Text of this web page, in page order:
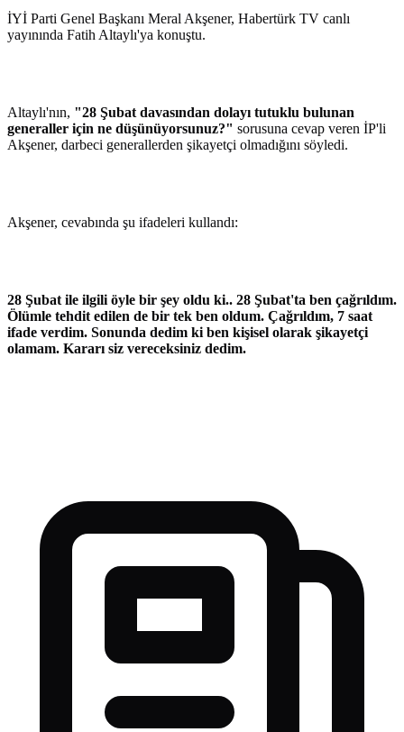
İYİ Parti Genel Başkanı Meral Akşener, Habertürk TV canlı
yayınında Fatih Altaylı'ya konuştu.
Altaylı'nın, "28 Şubat davasından dolayı tutuklu bulunan
generaller için ne düşünüyorsunuz?" sorusuna cevap veren İP'li
Akşener, darbeci generallerden şikayetçi olmadığını söyledi.
Akşener, cevabında şu ifadeleri kullandı:
28 Şubat ile ilgili öyle bir şey oldu ki.. 28 Şubat'ta ben çağrıldım.
Ölümle tehdit edilen de bir tek ben oldum. Çağrıldım, 7 saat
ifade verdim. Sonunda dedim ki ben kişisel olarak şikayetçi
olamam. Kararı siz vereceksiniz dedim.